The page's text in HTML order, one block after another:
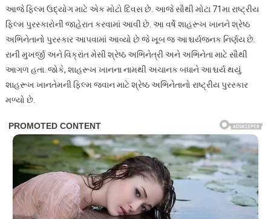
આજે ફિલ્મ ઉદ્યોગ માટે એક મોટો દિવસ છે. આજે સૌથી મોટા 71મા રાષ્ટ્રીય
ફિલ્મ પુરસ્કારોની જાહેરાત કરવામાં આવી છે. આ વર્ષે શાહરૂખ ખાનને શ્રેષ્ઠ
અભિનેતાનો પુરસ્કાર આપવામાં આવ્યો છે જે ખૂબ જ આશ્ચર્યજનક નિર્ણય છે.
રાની મુખર્જી અને વિક્રાંત મેસી શ્રેષ્ઠ અભિનેત્રી અને અભિનેતા માટે સૌથી
આગળ હતા. જોકે, શાહરૂખ ખાનના નામથી અચાનક બધાને આશ્ચર્ય થયું.
શાહરૂખ ખાનતેમની ફિલ્મ જવાન માટે શ્રેષ્ઠ અભિનેતાનો રાષ્ટ્રીય પુરસ્કાર
મળ્યો છે.